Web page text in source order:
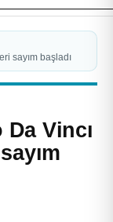
sayım başladı
Vincı